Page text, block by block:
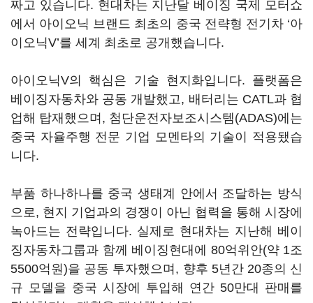
짜고 있습니다. 현대차는 지난달 베이징 국제 모터쇼
에서 아이오닉 브랜드 최초의 중국 전략형 전기차 ‘아
이오닉V’를 세계 최초로 공개했습니다.
아이오닉V의 핵심은 기술 현지화입니다. 플랫폼은
베이징자동차와 공동 개발했고, 배터리는 CATL과 협
업해 탑재했으며, 첨단운전자보조시스템(ADAS)에는
중국 자율주행 전문 기업 모멘타의 기술이 적용됐습
니다.
부품 하나하나를 중국 생태계 안에서 조달하는 방식
으로, 현지 기업과의 경쟁이 아닌 협력을 통해 시장에
녹아드는 전략입니다. 실제로 현대차는 지난해 베이
징자동차그룹과 함께 베이징현대에 80억위안(약 1조
5500억원)을 공동 투자했으며, 향후 5년간 20종의 신
규 모델을 중국 시장에 투입해 연간 50만대 판매를